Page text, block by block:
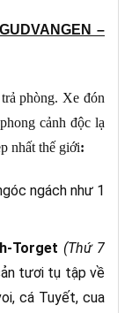
–
phòng. Xe đón
cảnh độc lạ
nhất thế giới:
ngách như 1
Torget (Thứ 7
tươi tụ tập về
cá Tuyết, cua